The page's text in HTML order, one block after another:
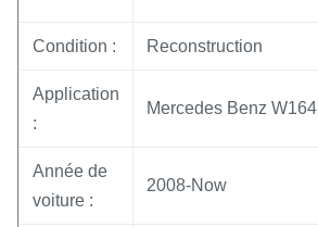
Condition : Reconstruction
Application
:
Mercedes Benz W164
Année de
voiture :
2008-Now